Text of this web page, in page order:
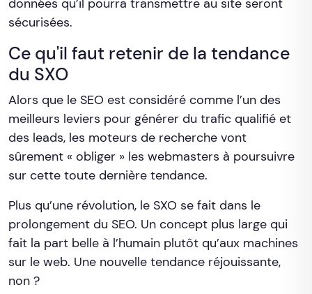
données qu’il pourra transmettre au site seront
sécurisées.
Ce qu'il faut retenir de la tendance
du SXO
Alors que le SEO est considéré comme l’un des
meilleurs leviers pour générer du trafic qualifié et
des leads, les moteurs de recherche vont
sûrement « obliger » les webmasters à poursuivre
sur cette toute dernière tendance.
Plus qu’une révolution, le SXO se fait dans le
prolongement du SEO. Un concept plus large qui
fait la part belle à l’humain plutôt qu’aux machines
sur le web. Une nouvelle tendance réjouissante,
non ?